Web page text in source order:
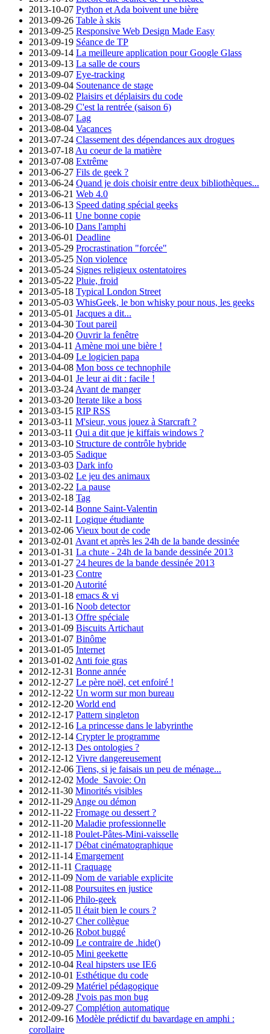
2013-10-07 Python et Ada boivent une bière
2013-09-26 Table à skis
2013-09-25 Responsive Web Design Made Easy
2013-09-19 Séance de TP
2013-09-14 La meilleure application pour Google Glass
2013-09-13 La salle de cours
2013-09-07 Eye-tracking
2013-09-04 Soutenance de stage
2013-09-02 Plaisirs et déplaisirs du code
2013-08-29 C'est la rentrée (saison 6)
2013-08-07 Lag
2013-08-04 Vacances
2013-07-24 Classement des dépendances aux drogues
2013-07-18 Au coeur de la matière
2013-07-08 Extrême
2013-06-27 Fils de geek ?
2013-06-24 Quand je dois choisir entre deux bibliothèques...
2013-06-21 Web 4.0
2013-06-13 Speed dating spécial geeks
2013-06-11 Une bonne copie
2013-06-10 Dans l'amphi
2013-06-01 Deadline
2013-05-29 Procrastination "forcée"
2013-05-25 Non violence
2013-05-24 Signes religieux ostentatoires
2013-05-22 Pluie, froid
2013-05-18 Typical London Street
2013-05-03 WhisGeek, le bon whisky pour nous, les geeks
2013-05-01 Jacques a dit...
2013-04-30 Tout pareil
2013-04-20 Ouvrir la fenêtre
2013-04-11 Amène moi une bière !
2013-04-09 Le logicien papa
2013-04-08 Mon boss ce technophile
2013-04-01 Je leur ai dit : facile !
2013-03-24 Avant de manger
2013-03-20 Iterate like a boss
2013-03-15 RIP RSS
2013-03-11 M'sieur, vous jouez à Starcraft ?
2013-03-11 Qui a dit que je kiffais windows ?
2013-03-10 Structure de contrôle hybride
2013-03-05 Sadique
2013-03-03 Dark info
2013-03-02 Le jeu des animaux
2013-02-22 La pause
2013-02-18 Tag
2013-02-14 Bonne Saint-Valentin
2013-02-11 Logique étudiante
2013-02-06 Vieux bout de code
2013-02-01 Avant et après les 24h de la bande dessinée
2013-01-31 La chute - 24h de la bande dessinée 2013
2013-01-27 24 heures de la bande dessinée 2013
2013-01-23 Contre
2013-01-20 Autorité
2013-01-18 emacs & vi
2013-01-16 Noob detector
2013-01-13 Offre spéciale
2013-01-09 Biscuits Artichaut
2013-01-07 Binôme
2013-01-05 Internet
2013-01-02 Anti foie gras
2012-12-31 Bonne année
2012-12-27 Le père noël, cet enfoiré !
2012-12-22 Un worm sur mon bureau
2012-12-20 World end
2012-12-17 Pattern singleton
2012-12-16 La princesse dans le labyrinthe
2012-12-14 Crypter le programme
2012-12-13 Des ontologies ?
2012-12-12 Vivre dangereusement
2012-12-06 Tiens, si je faisais un peu de ménage...
2012-12-02 Mode_Savoie: On
2012-11-30 Minorités visibles
2012-11-29 Ange ou démon
2012-11-22 Fromage ou dessert ?
2012-11-20 Maladie professionnelle
2012-11-18 Poulet-Pâtes-Mini-vaisselle
2012-11-17 Débat cinématographique
2012-11-14 Emargement
2012-11-11 Craquage
2012-11-09 Nom de variable explicite
2012-11-08 Poursuites en justice
2012-11-06 Philo-geek
2012-11-05 Il était bien le cours ?
2012-10-27 Cher collègue
2012-10-26 Robot buggé
2012-10-09 Le contraire de .hide()
2012-10-05 Mini geekette
2012-10-04 Real hipsters use IE6
2012-10-01 Esthétique du code
2012-09-29 Matériel pédagogique
2012-09-28 J'vois pas mon bug
2012-09-27 Complétion automatique
2012-09-16 Modèle prédictif du bavardage en amphi :
corollaire